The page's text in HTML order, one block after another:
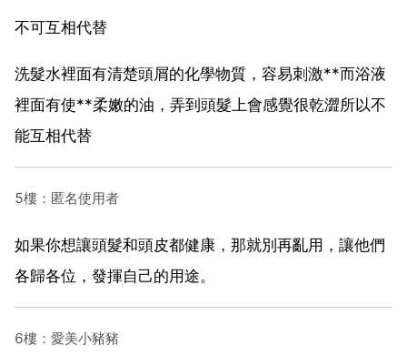
不可互相代替
洗髮水裡面有清楚頭屑的化學物質，容易刺激**而浴液
裡面有使**柔嫩的油，弄到頭髮上會感覺很乾澀所以不
能互相代替
5樓：匿名使用者
如果你想讓頭髮和頭皮都健康，那就別再亂用，讓他們
各歸各位，發揮自己的用途。
6樓：愛美小豬豬